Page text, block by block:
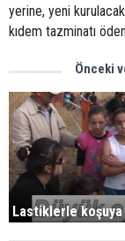
yerine, yeni
kıdem tazminatı
Önceki
Lastiklerle koşuya